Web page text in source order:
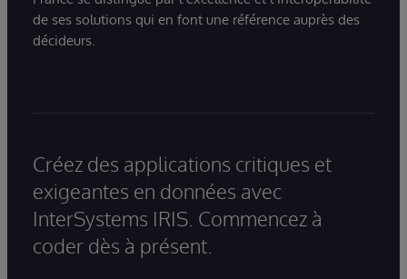
de ses solutions qui en font une référence auprès des
décideurs.
Créez des applications critiques et
exigeantes en données avec
InterSystems IRIS. Commencez à
coder dès à présent.